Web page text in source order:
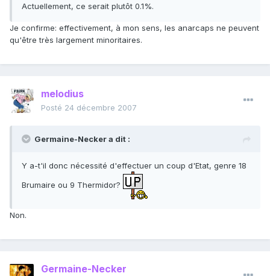
Actuellement, ce serait plutôt 0.1%.
Je confirme: effectivement, à mon sens, les anarcaps ne peuvent
qu'être très largement minoritaires.
melodius
Posté 24 décembre 2007
Germaine-Necker a dit :
Y a-t'il donc nécessité d'effectuer un coup d'Etat, genre 18
Brumaire ou 9 Thermidor?
Non.
Germaine-Necker